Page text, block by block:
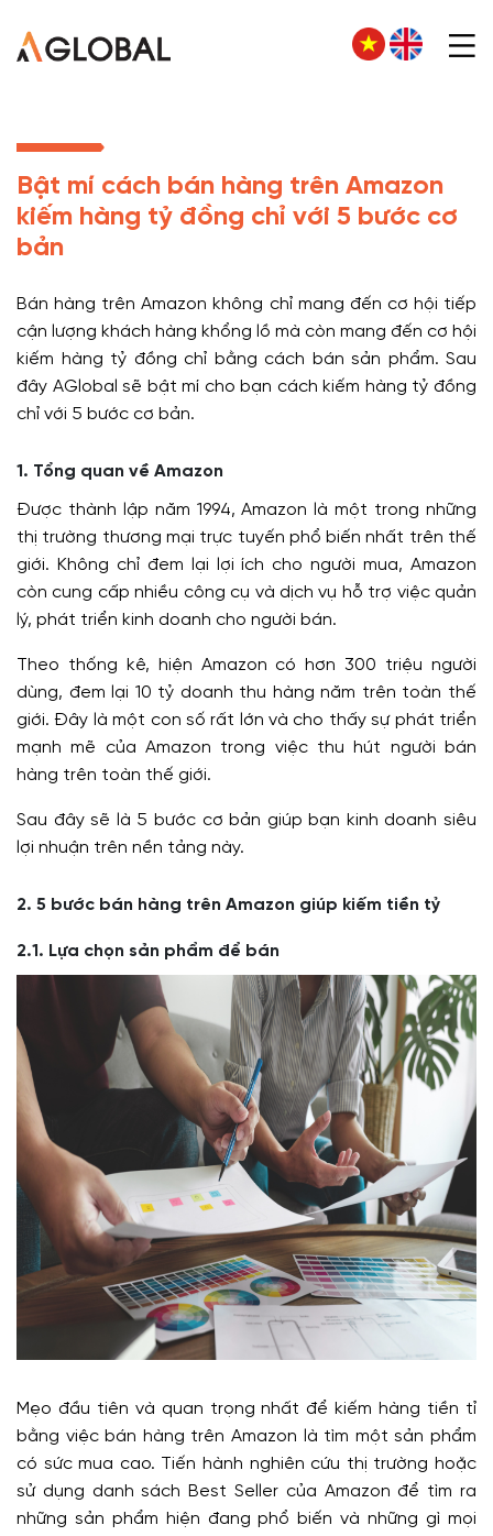
Bật mí cách bán hàng trên Amazon
kiếm hàng tỷ đồng chỉ với 5 bước cơ
bản
Bán hàng trên Amazon không chỉ mang đến cơ hội tiếp
cận lượng khách hàng khổng lồ mà còn mang đến cơ hội
kiếm hàng tỷ đồng chỉ bằng cách bán sản phẩm. Sau
đây AGlobal sẽ bật mí cho bạn cách kiếm hàng tỷ đồng
chỉ với 5 bước cơ bản.
1. Tổng quan về Amazon
Được thành lập năm 1994, Amazon là một trong những
thị trường thương mại trực tuyến phổ biến nhất trên thế
giới. Không chỉ đem lại lợi ích cho người mua, Amazon
còn cung cấp nhiều công cụ và dịch vụ hỗ trợ việc quản
lý, phát triển kinh doanh cho người bán.
Theo thống kê, hiện Amazon có hơn 300 triệu người
dùng, đem lại 10 tỷ doanh thu hàng năm trên toàn thế
giới. Đây là một con số rất lớn và cho thấy sự phát triển
mạnh mẽ của Amazon trong việc thu hút người bán
hàng trên toàn thế giới.
Sau đây sẽ là 5 bước cơ bản giúp bạn kinh doanh siêu
lợi nhuận trên nền tảng này.
2. 5 bước bán hàng trên Amazon giúp kiếm tiền tỷ
2.1. Lựa chọn sản phẩm để bán
Mẹo đầu tiên và quan trọng nhất để kiếm hàng tiền tỉ
bằng việc bán hàng trên Amazon là tìm một sản phẩm
có sức mua cao. Tiến hành nghiên cứu thị trường hoặc
sử dụng danh sách Best Seller của Amazon để tìm ra
những sản phẩm hiện đang phổ biến và những gì mọi